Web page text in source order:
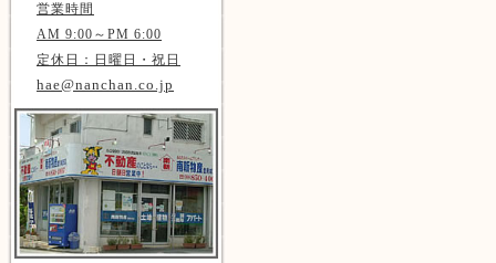
営業時間
AM 9:00～PM 6:00
定休日：日曜日・祝日
hae@nanchan.co.jp